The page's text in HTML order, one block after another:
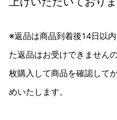
※返品は商品到着後14日以
た返品はお受けできません
枚購入して商品を確認して
めいたします。